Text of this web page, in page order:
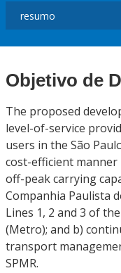
Objetivo de
The proposed
level-of-service
users in the São
cost-efficient
off-peak carrying
Companhia Paulista
Lines 1, 2 and 3 of
(Metro); and b)
transport
SPMR.